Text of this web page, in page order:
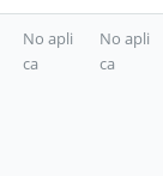
No apli
ca
No apli
ca